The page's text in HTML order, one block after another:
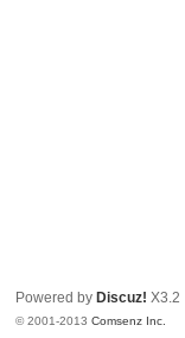
Powered by Discuz! X3.2
© 2001-2013Comsenz Inc.